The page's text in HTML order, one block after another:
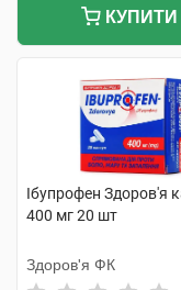
КУПИТИ
Ібупрофен Здоров'я
400 мг 20 шт
Здоров'я ФК